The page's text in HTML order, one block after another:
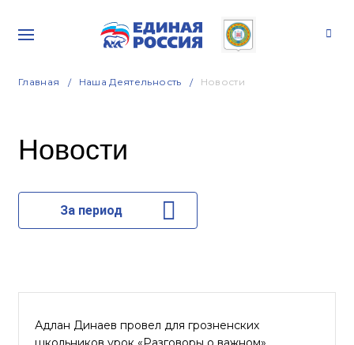
Главная Наша Деятельность Новости
Новости
За период
Адлан Динаев провел для грозненских